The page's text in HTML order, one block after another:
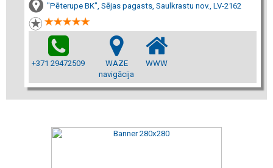
"Pēterupe BK", Sējas pagasts, Saulkrastu nov., LV-2162
+371 29472509
WAZE
navigācija
WWW